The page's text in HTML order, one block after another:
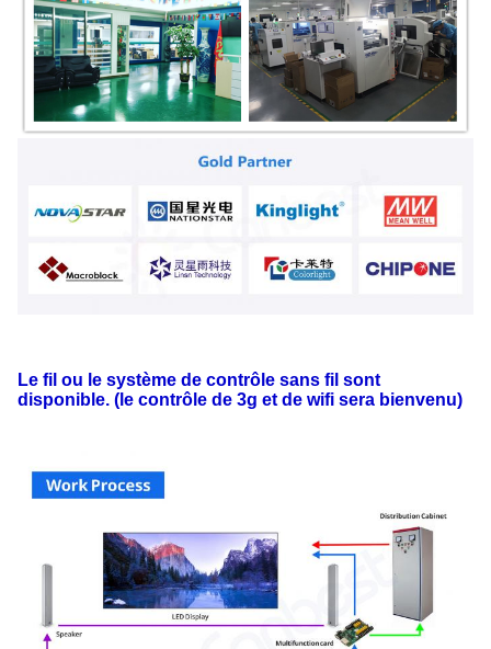
Le fil ou le système de contrôle sans fil sont
disponible. (le contrôle de 3g et de wifi sera bienvenu)